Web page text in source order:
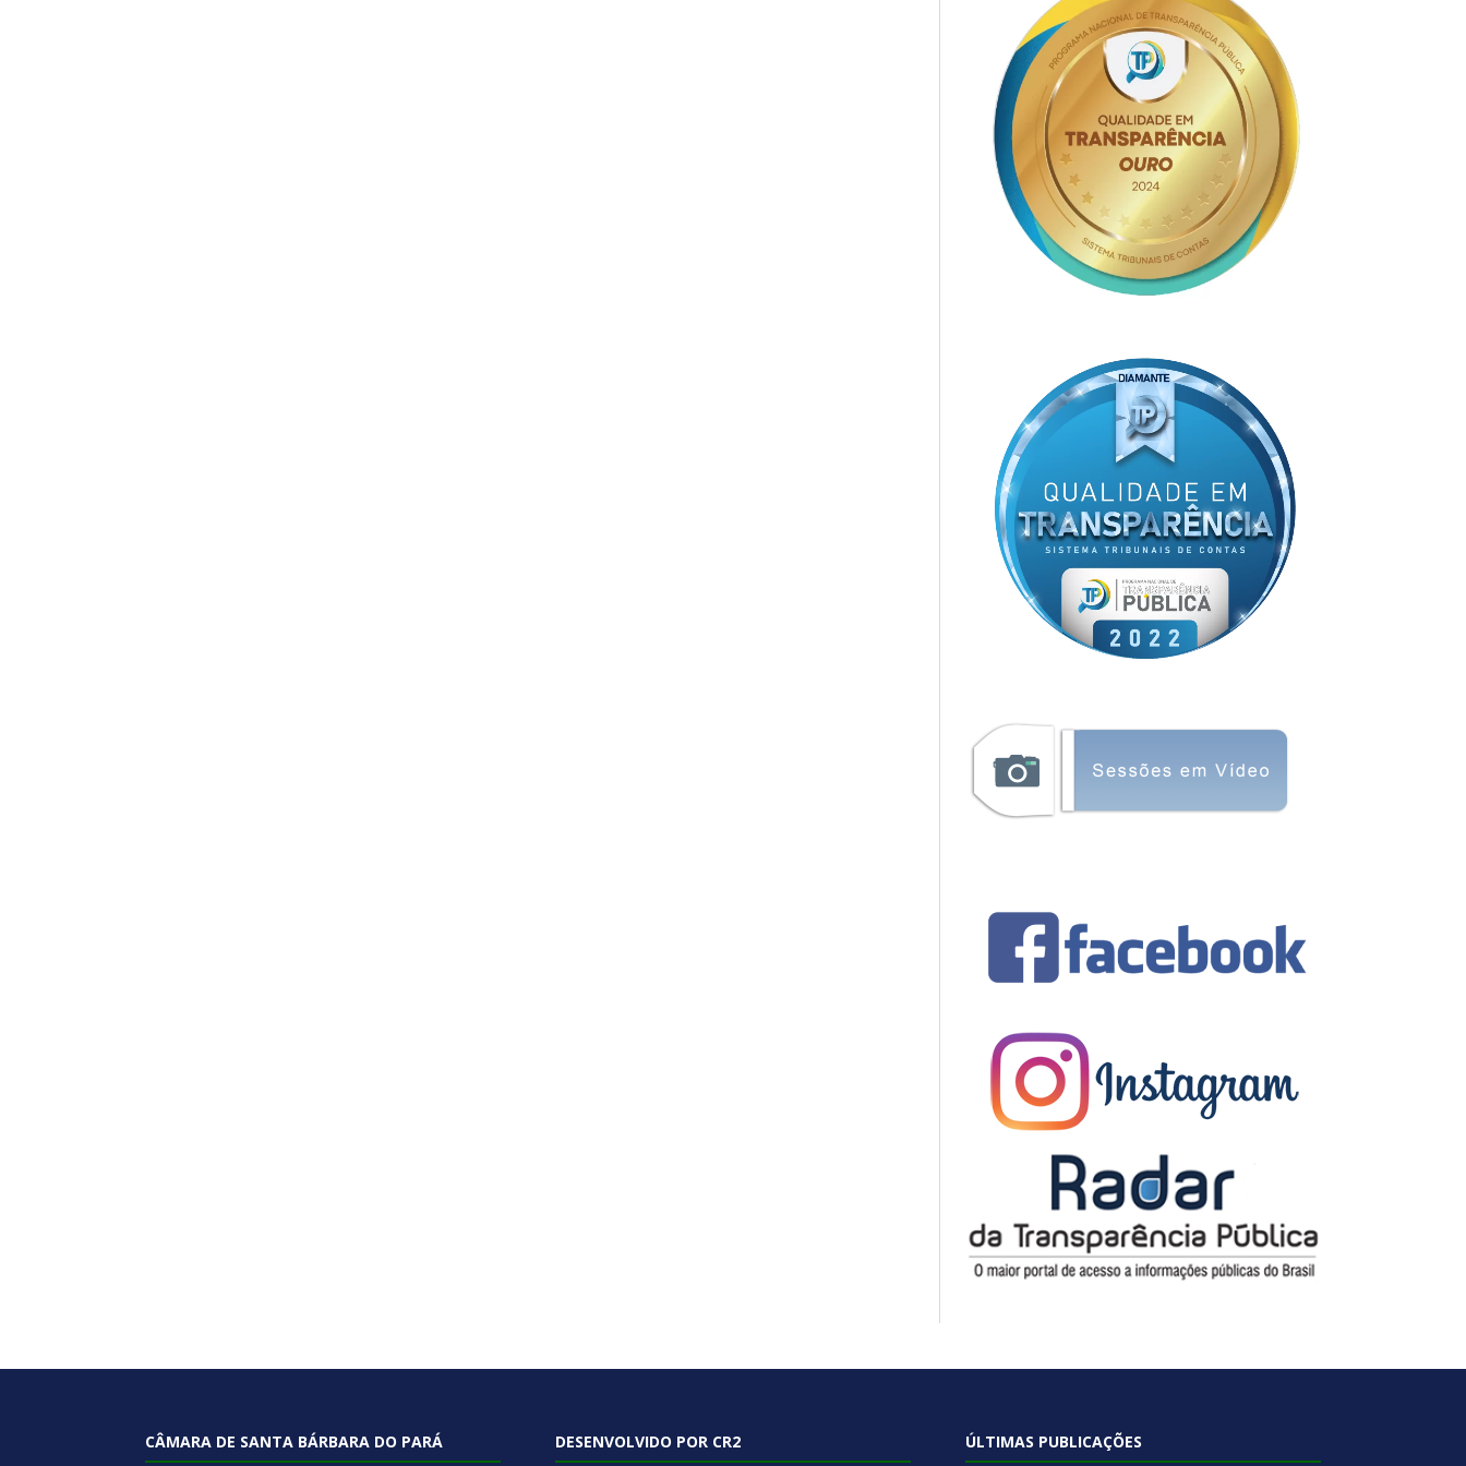
CÂMARA DE SANTA BÁRBARA DO PARÁ DESENVOLVIDO POR CR2 ÚLTIMAS PUBLICAÇÕES